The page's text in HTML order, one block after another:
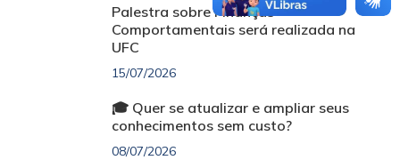
Palestra sobre Finanças
Comportamentais será realizada na
UFC
15/07/2026
🎓 Quer se atualizar e ampliar seus
conhecimentos sem custo?
08/07/2026